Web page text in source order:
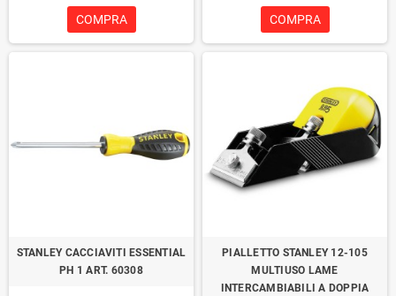
COMPRA COMPRA
STANLEY CACCIAVITI ESSENTIAL
PH 1 ART. 60308
PIALLETTO STANLEY 12-105
MULTIUSO LAME
INTERCAMBIABILI A DOPPIA